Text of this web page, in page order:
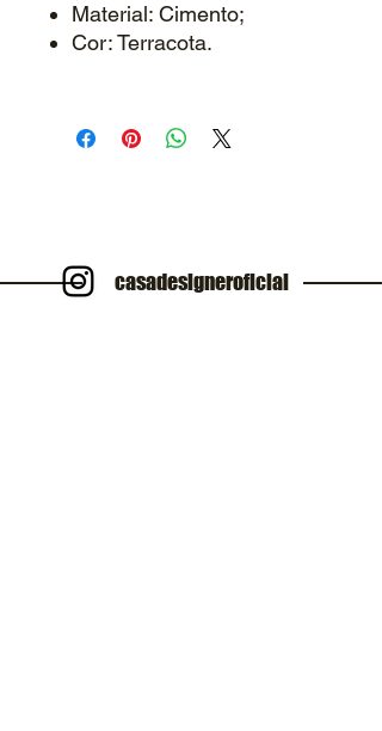
Material: Cimento;
Cor: Terracota.
casadesigneroficial